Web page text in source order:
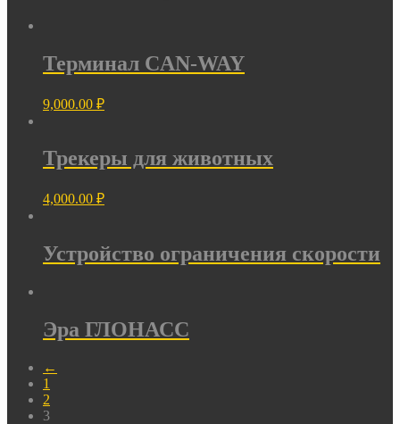
Терминал CAN-WAY
9,000.00 ₽
Трекеры для животных
4,000.00 ₽
Устройство ограничения скорости
Эра ГЛОНАСС
←
1
2
3